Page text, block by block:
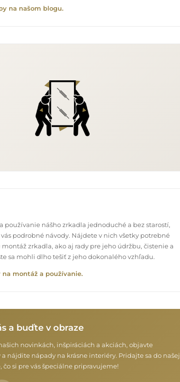
na našom blogu.
používanie nášho zrkadla jednoduché a bez starostí,
podrobné návody. Nájdete v nich všetky potrebné
montáž zrkadla, ako aj rady pre jeho údržbu, čistenie a
sa mohli dlho tešiť z jeho dokonalého vzhľadu.
na montáž a používanie.
a buďte v obraze
novinkách, inšpiráciách a akciách, objavte
nájdite nápady na krásne interiéry. Pridajte sa do našej
si pre vás špeciálne pripravujeme!